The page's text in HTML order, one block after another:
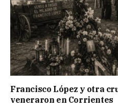
Francisco López y otra
veneraron en Corrientes